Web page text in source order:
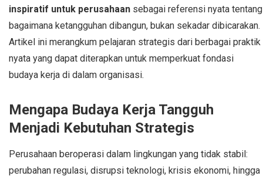
inspiratif untuk perusahaan sebagai referensi nyata tentang
bagaimana ketangguhan dibangun, bukan sekadar dibicarakan.
Artikel ini merangkum pelajaran strategis dari berbagai praktik
nyata yang dapat diterapkan untuk memperkuat fondasi
budaya kerja di dalam organisasi.
Mengapa Budaya Kerja Tangguh
Menjadi Kebutuhan Strategis
Perusahaan beroperasi dalam lingkungan yang tidak stabil:
perubahan regulasi, disrupsi teknologi, krisis ekonomi, hingga